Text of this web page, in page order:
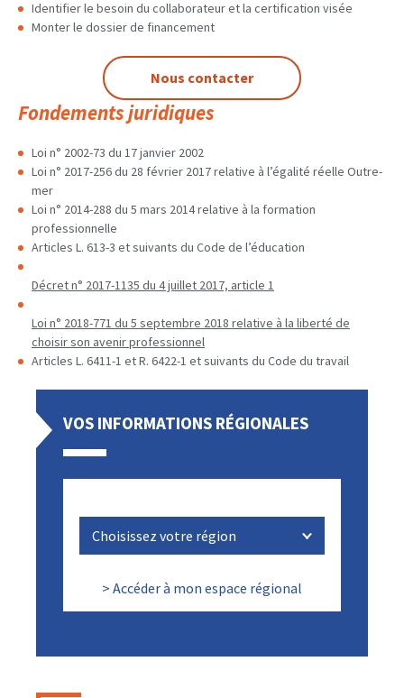
Identifier le besoin du collaborateur et la certification visée
Monter le dossier de financement
Nous contacter
Fondements juridiques
Loi n° 2002-73 du 17 janvier 2002
Loi n° 2017-256 du 28 février 2017 relative à l’égalité réelle Outre-
mer
Loi n° 2014-288 du 5 mars 2014 relative à la formation
professionnelle
Articles L. 613-3 et suivants du Code de l’éducation
Décret n° 2017-1135 du 4 juillet 2017, article 1
Loi n° 2018-771 du 5 septembre 2018 relative à la liberté de
choisir son avenir professionnel
Articles L. 6411-1 et R. 6422-1 et suivants du Code du travail
VOS INFORMATIONS RÉGIONALES
> Accéder à mon espace régional